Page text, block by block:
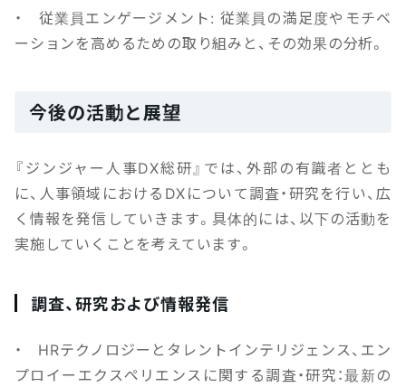
・ 従業員エンゲージメント: 従業員の満足度やモチベ
ーションを高めるための取り組みと、その効果の分析。
今後の活動と展望
『ジンジャー人事DX総研』では、外部の有識者ととも
に、人事領域におけるDXについて調査・研究を行い、広
く情報を発信していきます。具体的には、以下の活動を
実施していくことを考えています。
調査、研究および情報発信
・ HRテクノロジーとタレントインテリジェンス、エン
プロイーエクスペリエンスに関する調査・研究：最新の